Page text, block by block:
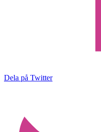
Dela på Twitter